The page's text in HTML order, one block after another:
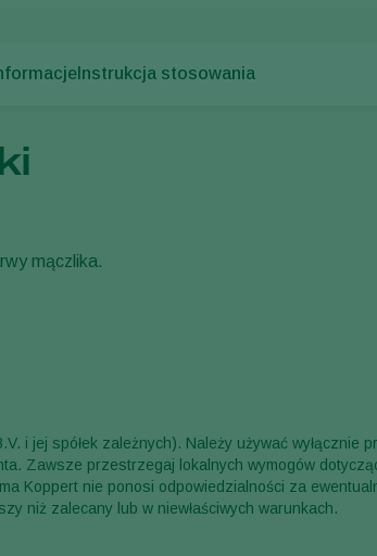
Instrukcja stosowania
mączlika.
i jej spółek zależnych). Należy używać wyłącznie
Zawsze przestrzegaj lokalnych wymogów
Koppert nie ponosi odpowiedzialności za
niż zalecany lub w niewłaściwych warunkach.